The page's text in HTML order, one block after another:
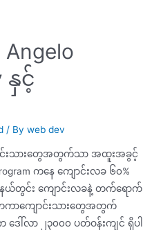
နှင့်
/ By web dev
ာင်းသားတွေအတွက်သာ အထူးအခွင့်
ကနေ ကျောင်းလခ ၆၀%
နယ်တွင်း ကျောင်းလခနဲ့ တက်ရောက်
ကာကျောင်းသားတွေအတွက်
ါ်လာ ၂၃၀၀၀ ပတ်ဝန်းကျင် ရှိပါ